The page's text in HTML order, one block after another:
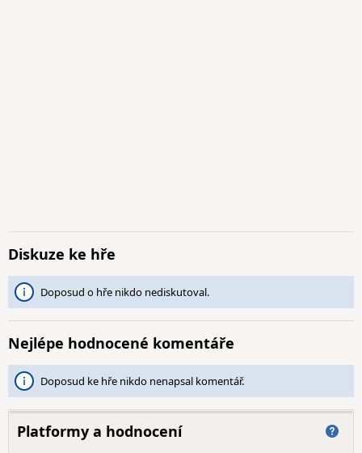
Diskuze ke hře
Doposud o hře nikdo nediskutoval.
Nejlépe hodnocené komentáře
Doposud ke hře nikdo nenapsal komentář.
Platformy a hodnocení